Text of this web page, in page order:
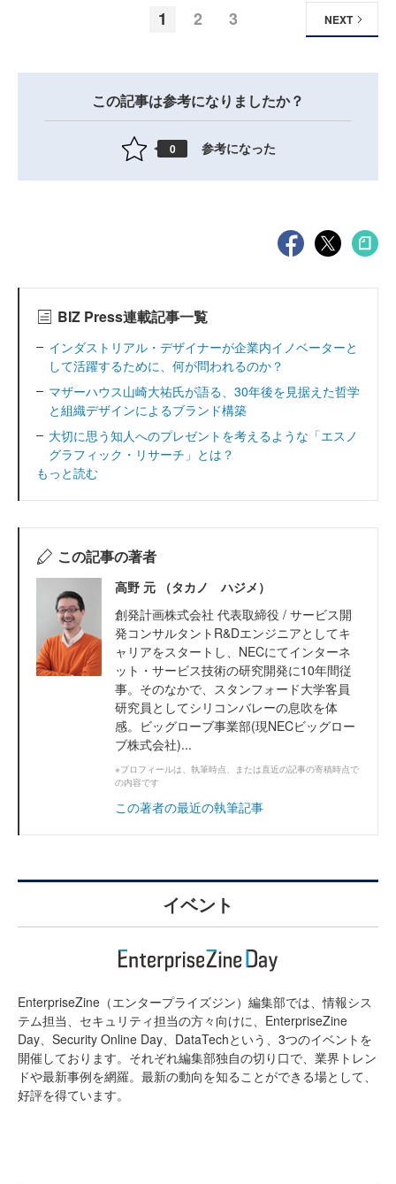
1 2 3 NEXT
この記事は参考になりましたか？
0 参考になった
BIZ Press連載記事一覧
インダストリアル・デザイナーが企業内イノベーターと
して活躍するために、何が問われるのか？
マザーハウス山崎大祐氏が語る、30年後を見据えた哲学
と組織デザインによるブランド構築
大切に思う知人へのプレゼントを考えるような「エスノ
グラフィック・リサーチ」とは？
もっと読む
この記事の著者
高野 元 （タカノ ハジメ）
創発計画株式会社 代表取締役 / サービス開
発コンサルタントR&Dエンジニアとしてキ
ャリアをスタートし、NECにてインターネ
ット・サービス技術の研究開発に10年間従
事。そのなかで、スタンフォード大学客員
研究員としてシリコンバレーの息吹を体
感。ビッグローブ事業部(現NECビッグロー
ブ株式会社)...
※プロフィールは、執筆時点、または直近の記事の寄稿時点で
の内容です
この著者の最近の執筆記事
イベント
EnterpriseZine（エンタープライズジン）編集部では、情報シス
テム担当、セキュリティ担当の方々向けに、EnterpriseZine
Day、Security Online Day、DataTechという、3つのイベントを
開催しております。それぞれ編集部独自の切り口で、業界トレン
ドや最新事例を網羅。最新の動向を知ることができる場として、
好評を得ています。